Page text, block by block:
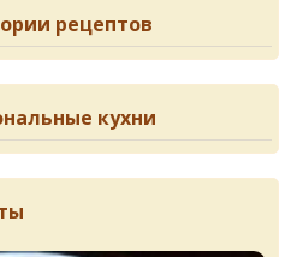
рецептов
кухни